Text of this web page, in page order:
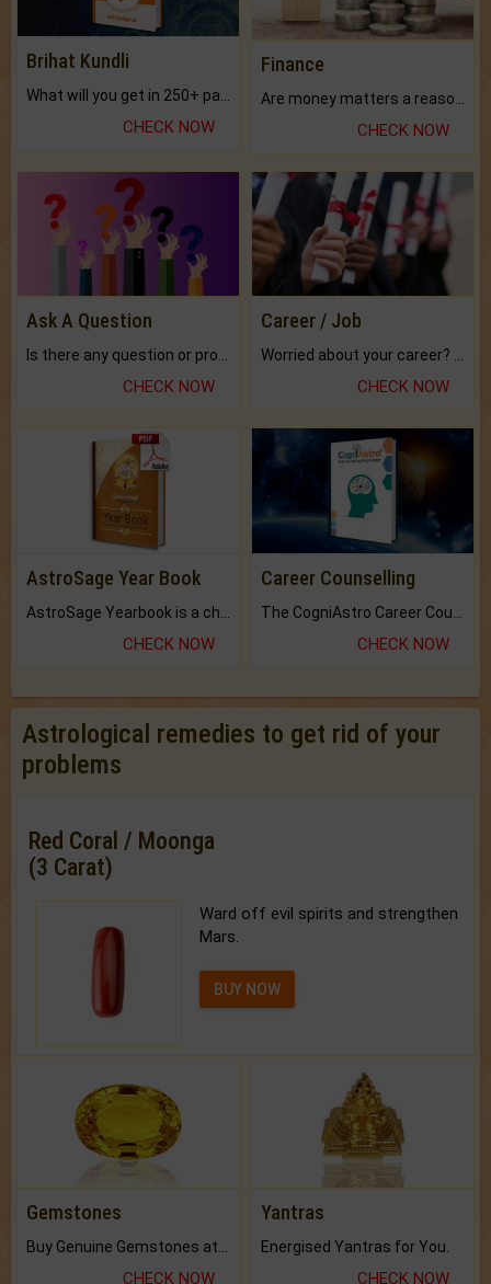
Brihat Kundli
CHECK NOW
Finance
CHECK NOW
Ask A Question
CHECK NOW
Career / Job
CHECK NOW
AstroSage Year Book
CHECK NOW
Career Counselling
CHECK NOW
Astrological remedies to get rid of your
problems
Red Coral / Moonga
(3 Carat)
Ward off evil spirits and strengthen
Mars.
BUY NOW
Gemstones
CHECK NOW
Yantras
Energised Yantras for You.
CHECK NOW